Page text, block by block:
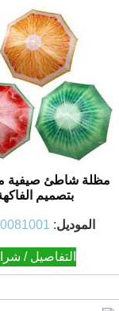
مظلة شاطئ صيفية
بتصميم
الموديل:
التفاصيل /